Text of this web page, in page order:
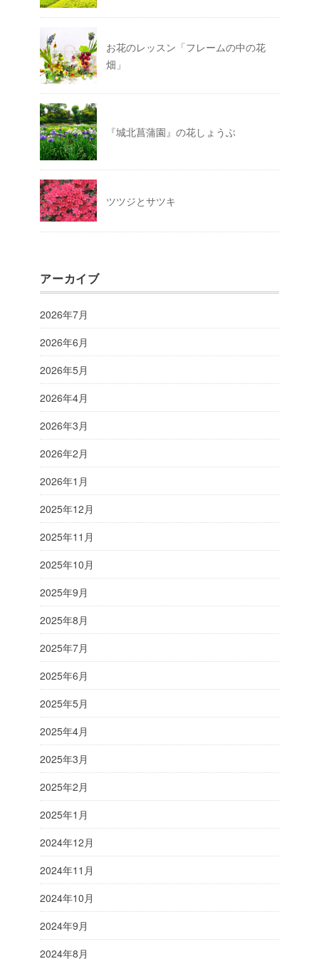
お花のレッスン「フレームの中の花
畑」
『城北菖蒲園』の花しょうぶ
ツツジとサツキ
アーカイブ
2026年7月
2026年6月
2026年5月
2026年4月
2026年3月
2026年2月
2026年1月
2025年12月
2025年11月
2025年10月
2025年9月
2025年8月
2025年7月
2025年6月
2025年5月
2025年4月
2025年3月
2025年2月
2025年1月
2024年12月
2024年11月
2024年10月
2024年9月
2024年8月